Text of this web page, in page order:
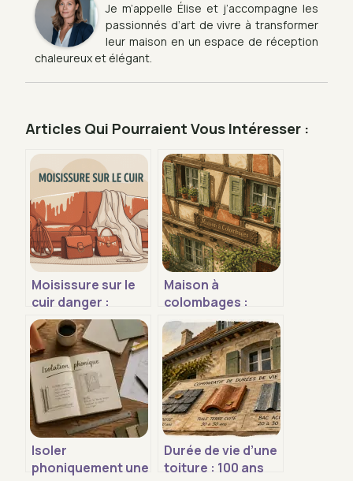
Je m’appelle Élise et j’accompagne les
passionnés d’art de vivre à transformer
leur maison en un espace de réception
chaleureux et élégant.
Articles Qui Pourraient Vous Intéresser :
Moisissure sur le
cuir danger :
risques réels et
gestes à adopter
Maison à
colombages :
comment rénover,
isoler et préserver
ce patrimoine
fragile ?
Isoler
phoniquement une
Durée de vie d’une
toiture : 100 ans